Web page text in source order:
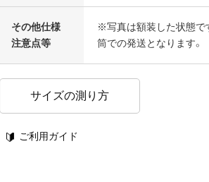
その他仕様
注意点等
※写真は額装した状態で
筒での発送となります。
サイズの測り方
ご利用ガイド